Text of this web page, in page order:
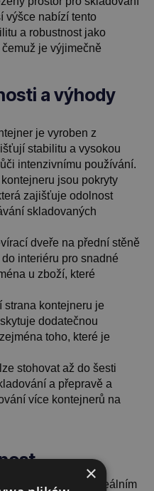
výšce nabízí tento
a robustnost jako
je výjimečně
a výhody
je vyroben z
stabilitu a vysokou
intenzivnímu používání.
jsou pokryty
zajišťuje odolnost
skladovaných
dveře na přední stěně
interiéru pro snadné
u zboží, které
kontejneru je
dodatečnou
toho, které je
stohovat až do šesti
a přepravě a
více kontejnerů na
plnou klapkou je ideálním
×